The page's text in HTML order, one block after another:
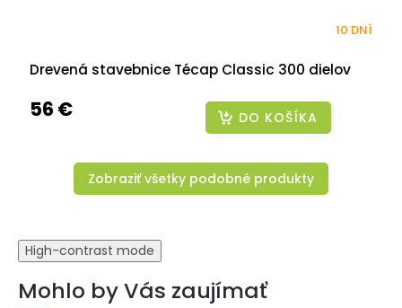
Drevená stavebnice Técap Classic 300 dielov
10 DNÍ
56 € DO KOŠÍKA
Zobraziť všetky podobné produkty
High-contrast mode
Mohlo by Vás zaujímať